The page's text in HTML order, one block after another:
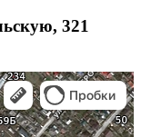
321